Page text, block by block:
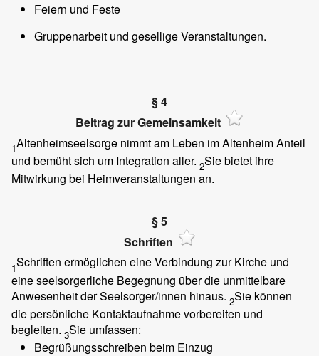
Feiern und Feste
Gruppenarbeit und gesellige Veranstaltungen.
§ 4
Beitrag zur Gemeinsamkeit
1Altenheimseelsorge nimmt am Leben im Altenheim Anteil
und bemüht sich um Integration aller. 2Sie bietet ihre
Mitwirkung bei Heimveranstaltungen an.
§ 5
Schriften
1Schriften ermöglichen eine Verbindung zur Kirche und
eine seelsorgerliche Begegnung über die unmittelbare
Anwesenheit der Seelsorger/innen hinaus. 2Sie können
die persönliche Kontaktaufnahme vorbereiten und
begleiten. 3Sie umfassen:
Begrüßungsschreiben beim Einzug